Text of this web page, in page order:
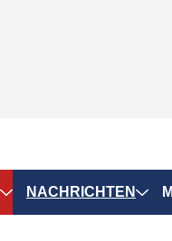
NACHRICHTEN